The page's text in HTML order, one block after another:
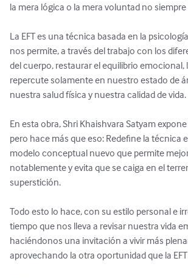
la mera lógica o la mera voluntad no siempre
La EFT es una técnica basada en la
nos permite, a través del trabajo con los
del cuerpo, restaurar el equilibrio emocional,
repercute solamente en nuestro estado de
nuestra salud física y nuestra calidad de vida.
En esta obra, Shri Khaishvara Satyam
pero hace más que eso: Redefine la técnica
modelo conceptual nuevo que permite
notablemente y evita que se caiga en el
superstición.
Todo esto lo hace, con su estilo personal e
tiempo que nos lleva a revisar nuestra vida
haciéndonos una invitación a vivir más
aprovechando la otra oportunidad que la